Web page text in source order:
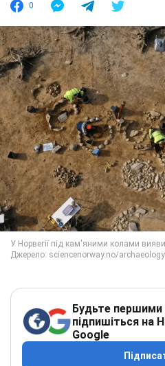
0
Будьте першими
підпишіться на
Google